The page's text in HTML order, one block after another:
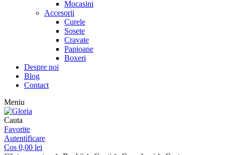
Mocasini
Accesorii
Curele
Sosete
Cravate
Papioane
Boxeri
Despre noi
Blog
Contact
Meniu
Cauta
Favorite
Autentificare
Cos 0,00 lei